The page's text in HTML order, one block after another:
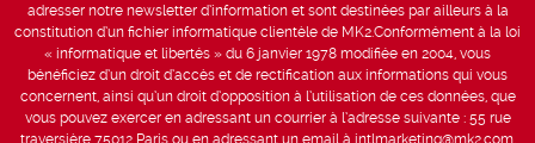
adresser notre newsletter d’information et sont destinées par ailleurs à la
constitution d’un fichier informatique clientèle de MK2.Conformément à la loi
« informatique et libertés » du 6 janvier 1978 modifiée en 2004, vous
bénéficiez d’un droit d’accès et de rectification aux informations qui vous
concernent, ainsi qu’un droit d’opposition à l’utilisation de ces données, que
vous pouvez exercer en adressant un courrier à l’adresse suivante : 55 rue
traversière 75012 Paris ou en adressant un email à intlmarketing@mk2.com,